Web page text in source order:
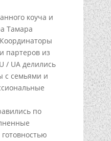
коуча и
Тамара
партеров из
/ UA делились
с семьями и
по